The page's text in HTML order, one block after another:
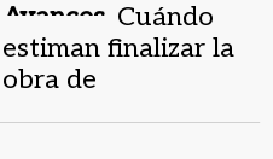
Avances. Cuándo
estiman finalizar la
obra de